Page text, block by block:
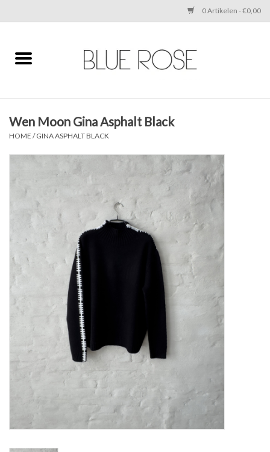
0 Artikelen - €0,00
Home
ACCESSORIES
SALE
Cadeaubonnen
BRANDS
Wen Moon Gina Asphalt Black
HOME /GINA ASPHALT BLACK